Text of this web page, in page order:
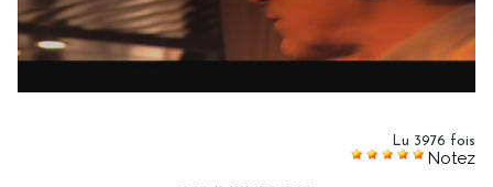
Lu 3976 fois
Notez